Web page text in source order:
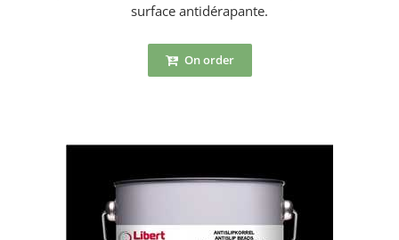
surface antidérapante.
On order